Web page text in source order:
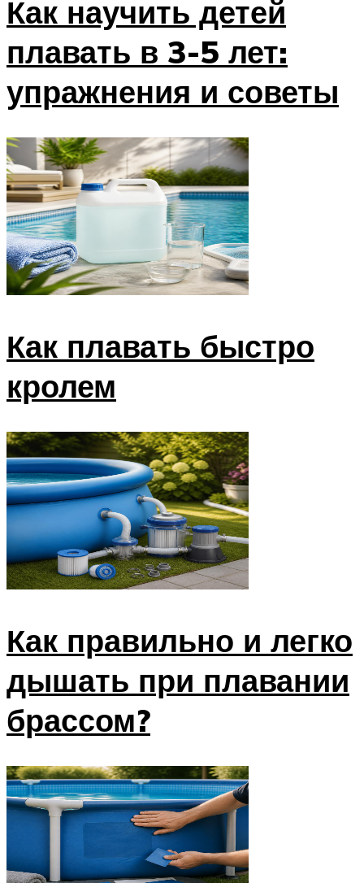
Как научить детей
плавать в 3-5 лет:
упражнения и советы
Как плавать быстро
кролем
Как правильно и легко
дышать при плавании
брассом?